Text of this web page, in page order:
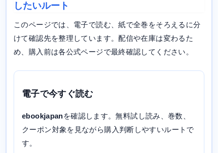
したいルート
このページでは、電子で読む、紙で全巻をそろえるに分
けて確認先を整理しています。配信や在庫は変わるた
め、購入前は各公式ページで最終確認してください。
電子で今すぐ読む
ebookjapanを確認します。無料試し読み、巻数、
クーポン対象を見ながら購入判断しやすいルートで
す。